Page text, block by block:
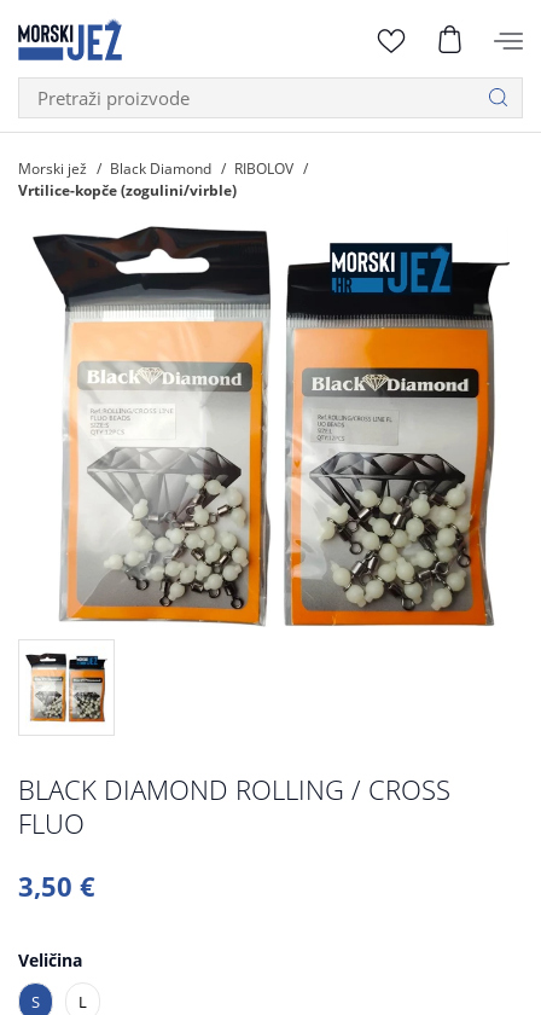
Morski jež Black Diamond RIBOLOV
Vrtilice-kopče (zogulini/virble)
BLACK DIAMOND ROLLING / CROSS
FLUO
3,50 €
Veličina
S L